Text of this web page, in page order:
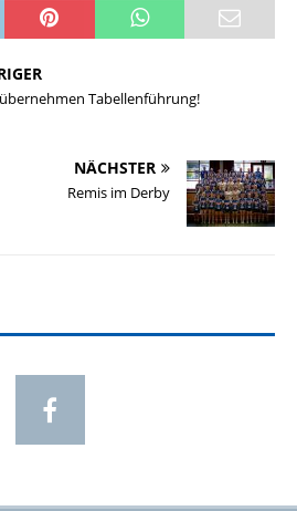
Tabellenführung!
NÄCHSTER
Remis im Derby